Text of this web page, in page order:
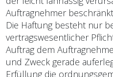
Auftragnehmer
Die Haftung besteht nur
vertragswesentlicher
Auftrag dem
und Zweck gerade
Erfüllung die